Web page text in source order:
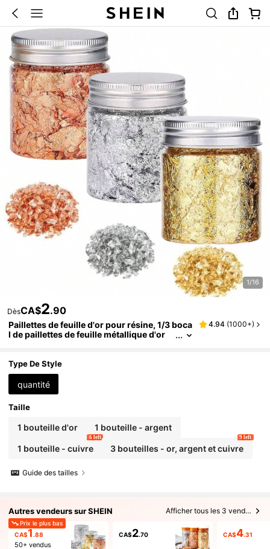
1/16
DèsCA$2.90
Paillettes de feuille d'or pour résine, 1/3 boca
l de paillettes de feuille métallique d'or
at, couleurs or, argent, cuivre
4.94 (1000+)
Type De Style
quantité
Taille
1 bouteille d'or 1 bouteille - argent
1 bouteille - cuivre
6 left
3 bouteilles - or, argent et cuivre
9 left
Guide des tailles
Autres vendeurs sur SHEIN Afficher tous les 3 vendeurs
Prix le plus bas
CA$1 .88
50+ vendus
CA$2.70 CA$4.31